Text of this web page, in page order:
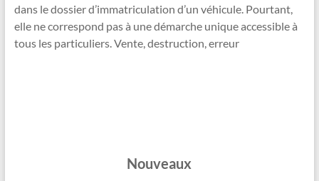
dans le dossier d’immatriculation d’un véhicule. Pourtant,
elle ne correspond pas à une démarche unique accessible à
tous les particuliers. Vente, destruction, erreur
Nouveaux